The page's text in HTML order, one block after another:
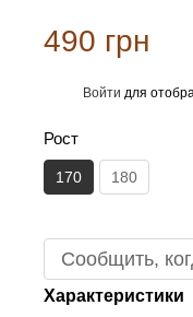
490 грн
Войти для
Рост
170 180
Сообщить,
Характеристики